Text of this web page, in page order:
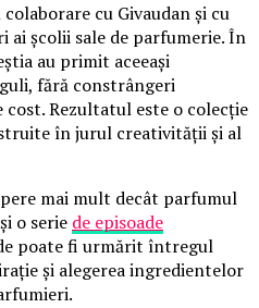
cu Givaudan și cu
ai școlii sale de parfumerie. În
au primit aceeași
fără constrângeri
Rezultatul este o colecție
în jurul creativității și al
mai mult decât parfumul
o serie de episoade
poate fi urmărit întregul
și alegerea ingredientelor